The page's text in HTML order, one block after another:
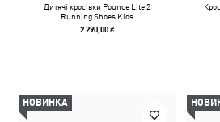
Дитячі кросівки Pounce Lite 2
Running Shoes Kids
2 290,00 ₴
НОВИНКА